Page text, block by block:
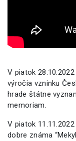
V piatok
výročia vzninku
hrade štátne
memoriam.
V piatok
dobre známa